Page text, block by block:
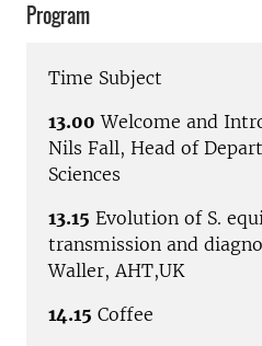
Program
Time Subject
13.00 Welcome and
Nils Fall, Head of
Sciences
13.15 Evolution of S.
transmission and
Waller, AHT,UK
14.15 Coffee